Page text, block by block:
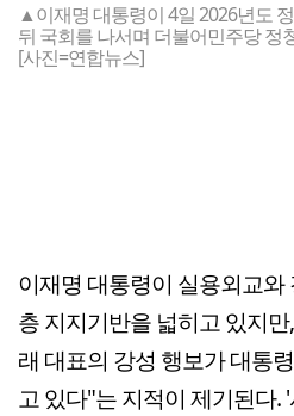
▲이재명 대통령이 4일 2026년도
뒤 국회를 나서며 더불어민주당 정
[사진=연합뉴스]
이재명 대통령이 실용외교
층 지지기반을 넓히고 있지
래 대표의 강성 행보가 대통
고 있다"는 지적이 제기된다.